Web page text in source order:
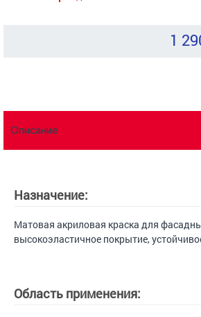
1
Описание
Назначение:
Матовая акриловая краска для
высокоэластичное покрытие,
Область применения: